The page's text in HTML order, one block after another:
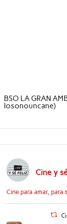
BSO LA GRAN
Iosonouncane)
Cine y
Cine para amar, para